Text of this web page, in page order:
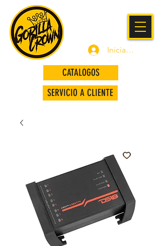
Iniciar sesión
SERVICIO A CLIENTE
CATALOGOS